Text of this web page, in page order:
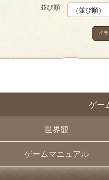
ゲー
世界観
ゲームマニュアル
並び順
イ